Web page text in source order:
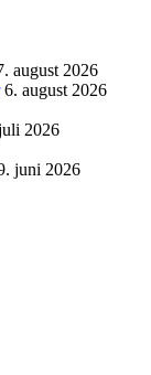
august 2026
6. august 2026
2026
juni 2026